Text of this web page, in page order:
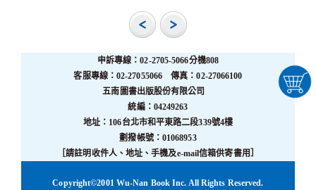
申訴專線：02-2705-5066分機808
客服專線：02-27055066 傳真：02-27066100
五南圖書出版股份有限公司
統編：04249263
地址：106台北市和平東路二段339號4樓
劃撥帳號：01068953
［請註明收件人、地址、手機及e-mail信箱供寄書用］
Copyright©2001 Wu-Nan Book Inc. All Rights Reserved.